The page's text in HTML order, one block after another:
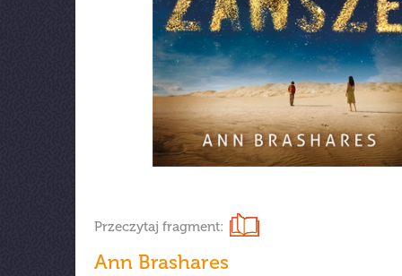
Przeczytaj fragment:
Ann Brashares